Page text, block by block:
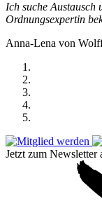
Ich suche Austausch
Ordnungsexpertin
Anna-Lena von
Jetzt zum Newsletter